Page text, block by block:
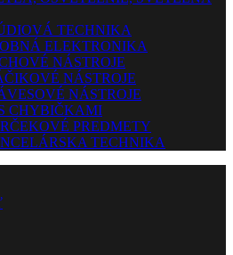
TECHNIKA
ELEKTRONIKA
NÁSTROJE
NÁSTROJE
NÁSTROJE
CHYBIČKAMI
PREDMETY
TECHNIKA